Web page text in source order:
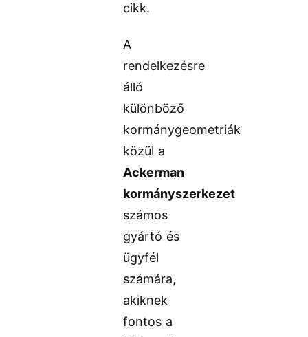
cikk.
A
rendelkezésre
álló
különböző
kormánygeometriák
közül a
Ackerman
kormányszerkezet
számos
gyártó és
ügyfél
számára,
akiknek
fontos a